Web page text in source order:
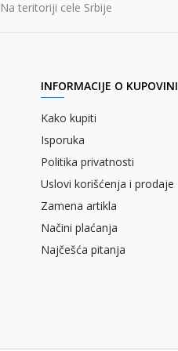
Na teritoriji cele Srbije
INFORMACIJE O KUPOVINI
Kako kupiti
Isporuka
Politika privatnosti
Uslovi korišćenja i prodaje
Zamena artikla
Načini plaćanja
Najčešća pitanja